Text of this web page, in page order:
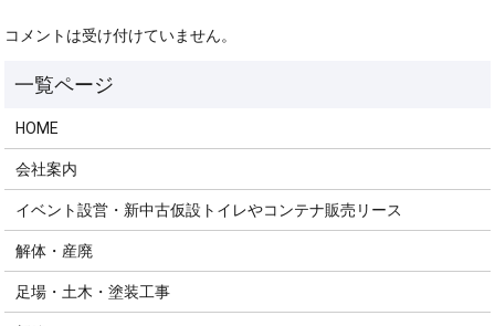
コメントは受け付けていません。
HOME
会社案内
イベント設営・新中古仮設トイレやコンテナ販売リース
解体・産廃
足場・土木・塗装工事